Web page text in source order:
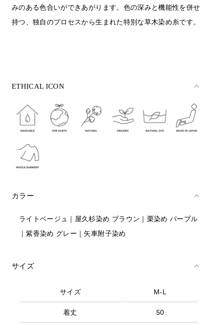
みのある色合いができあがります。色の深みと機能性を併せ
持つ、独自のプロセスから生まれた特別な草木染め糸です。
ETHICAL ICON
カラー
ライトベージュ｜屋久杉染め ブラウン｜栗染め パープル
｜紫香染め グレー｜矢車附子染め
サイズ
サイズ M-L
着丈 50